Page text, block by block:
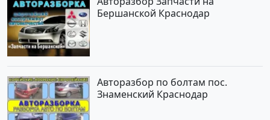
Бершанской Краснодар
Авторазбор по болтам пос.
Знаменский Краснодар